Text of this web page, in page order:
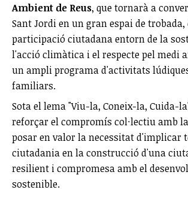
Ambient de Reus, que tornarà a
Sant Jordi en un gran espai de
participació ciutadana entorn de la
l'acció climàtica i el respecte pel medi
un ampli programa d'activitats
familiars.
Sota el lema "Viu-la, Coneix-la, Cuida-
reforçar el compromís col·lectiu amb
posar en valor la necessitat d'implicar
ciutadania en la construcció d'una
resilient i compromesa amb el
sostenible.